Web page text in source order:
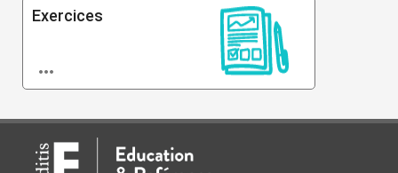
Exercices
